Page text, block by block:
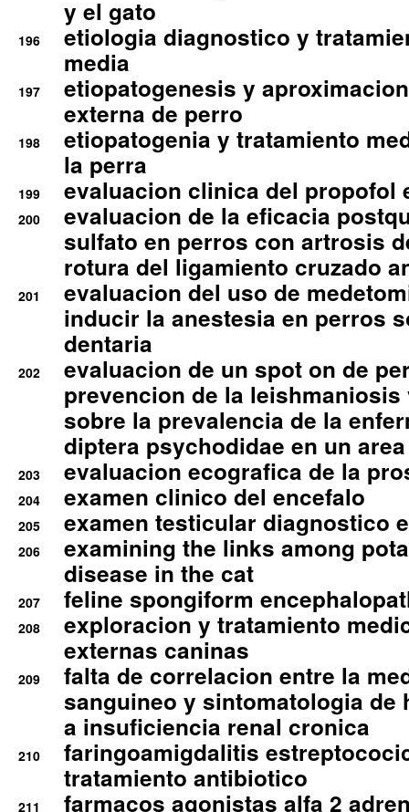
y el gato
196
etiologia diagnostico y
media
197
etiopatogenesis y
externa de perro
198
etiopatogenia y tratamiento
la perra
199 evaluacion clinica del propofol
200
evaluacion de la eficacia
sulfato en perros con artrosis
rotura del ligamiento cruzado
201
evaluacion del uso de
inducir la anestesia en perros
dentaria
202
evaluacion de un spot on de
prevencion de la
sobre la prevalencia de la
diptera psychodidae en un
203 evaluacion ecografica de la
204 examen clinico del encefalo
205 examen testicular diagnostico
206
examining the links among
disease in the cat
207 feline spongiform
208
exploracion y tratamiento
externas caninas
209
falta de correlacion entre la
sanguineo y sintomatologia de
a insuficiencia renal cronica
210
faringoamigdalitis
tratamiento antibiotico
211
farmacos agonistas alfa 2